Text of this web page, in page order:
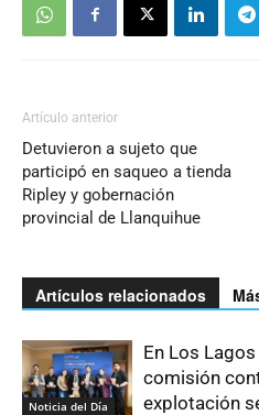
Artículo anterior
Detuvieron a sujeto que
participó en saqueo a tienda
Ripley y gobernación
provincial de Llanquihue
Artículos relacionados
Noticia del Día
En Los
comisión
explotación